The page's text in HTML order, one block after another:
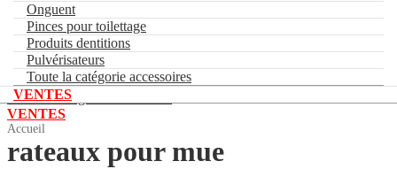
Muselière de toilettage
Onguent
Pinces pour toilettage
Produits dentitions
Pulvérisateurs
Toute la catégorie accessoires
VENTES
Onguent
Pinces pour toilettage
Produits dentitions
Pulvérisateurs
Toute la catégorie accessoires
VENTES
Accueil
rateaux pour mue